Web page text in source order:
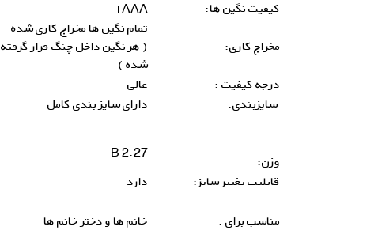
کیفیت نگین ها:
AAA+
مخراج کاری:
تمام نگین ها مخراج کاری شده
( هر نگین داخل چنگ قرار گرفته
شده )
درجه کیفیت :
عالی
سایزبندی:
دارای سایز بندی کامل
وزن:
2.27 B
قابلیت تغییر سایز:
دارد
مناسب برای : خانم ها و دختر خانم ها